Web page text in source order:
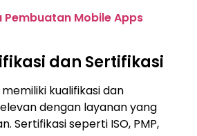
Pembuatan Mobile Apps
dan Sertifikasi
kualifikasi dan
dengan layanan yang
Sertifikasi seperti ISO, PMP,